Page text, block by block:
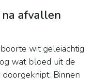
afvallen
wit geleiachtig
wat bloed uit de
Binnen